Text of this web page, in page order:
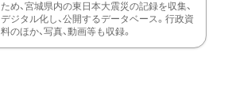
ため、宮城県内の東日本大震災の記録を収集、
デジタル化し、公開するデータベース。行政資
料のほか、写真、動画等も収録。